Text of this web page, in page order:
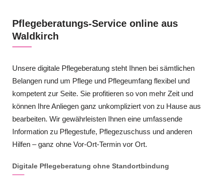
Pflegeberatungs-Service online aus
Waldkirch
Unsere digitale Pflegeberatung steht Ihnen bei sämtlichen
Belangen rund um Pflege und Pflegeumfang flexibel und
kompetent zur Seite. Sie profitieren so von mehr Zeit und
können Ihre Anliegen ganz unkompliziert von zu Hause aus
bearbeiten. Wir gewährleisten Ihnen eine umfassende
Information zu Pflegestufe, Pflegezuschuss und anderen
Hilfen – ganz ohne Vor-Ort-Termin vor Ort.
Digitale Pflegeberatung ohne Standortbindung